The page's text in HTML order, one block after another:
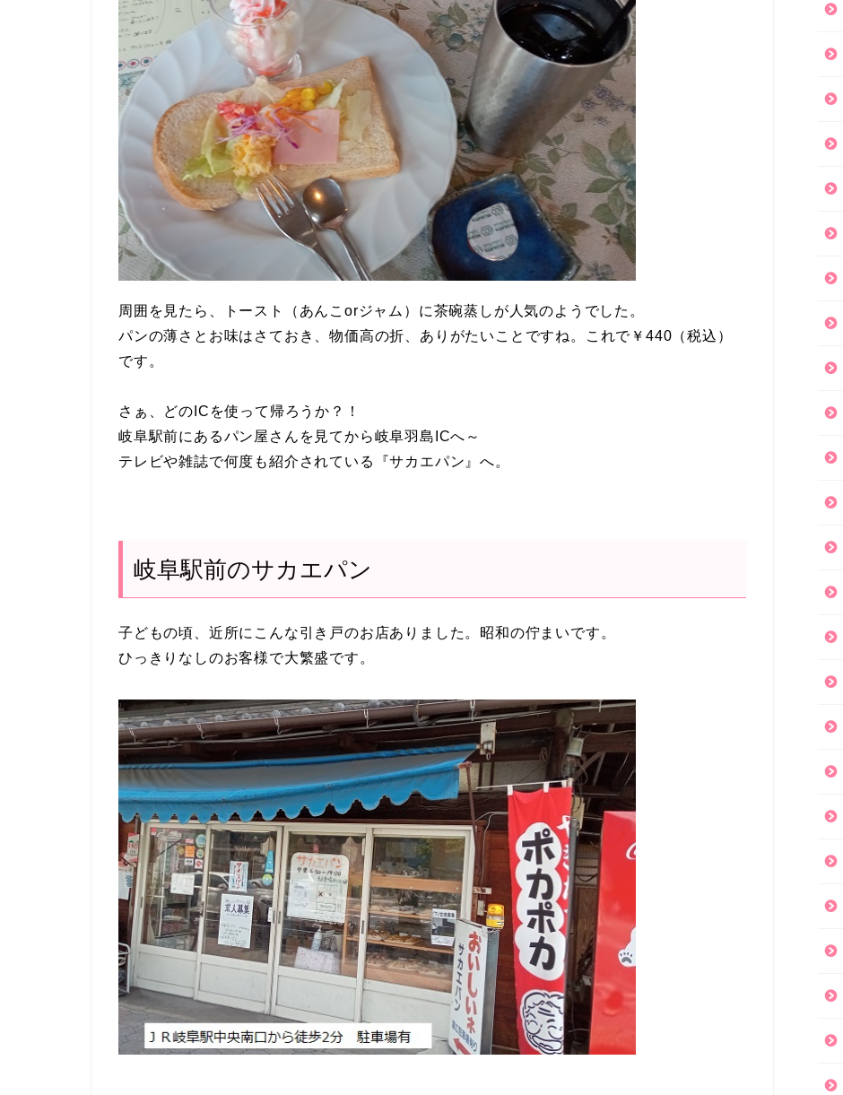
周囲を見たら、トースト（あんこorジャム）に茶碗蒸しが人気のようでした。
パンの薄さとお味はさておき、物価高の折、ありがたいことですね。これで￥440（税込）
です。
さぁ、どのICを使って帰ろうか？！
岐阜駅前にあるパン屋さんを見てから岐阜羽島ICへ～
テレビや雑誌で何度も紹介されている『サカエパン』へ。
岐阜駅前のサカエパン
子どもの頃、近所にこんな引き戸のお店ありました。昭和の佇まいです。
ひっきりなしのお客様で大繁盛です。